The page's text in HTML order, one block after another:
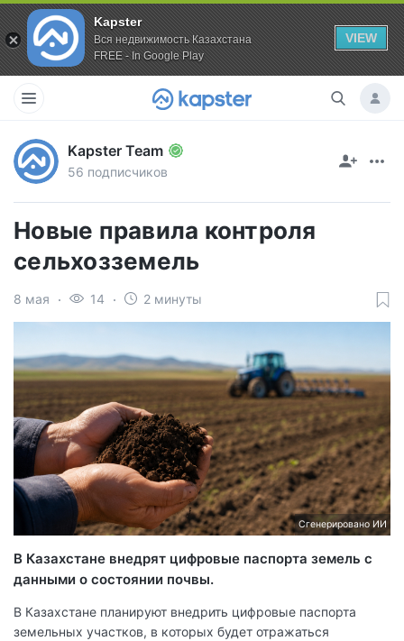
Kapster
Вся недвижимость Казахстана
FREE - In Google Play
VIEW
Kapster Team
56 подписчиков
Новые правила контроля
сельхозземель
8 мая 14 2 минуты
Сгенерировано ИИ
В Казахстане внедрят цифровые паспорта земель с
данными о состоянии почвы.
В Казахстане планируют внедрить цифровые паспорта
земельных участков, в которых будет отражаться